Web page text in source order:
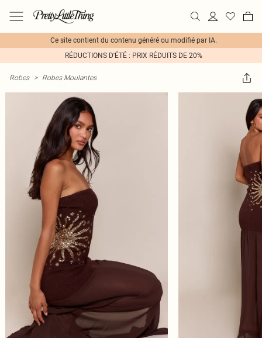
Ce site contient du contenu généré ou modifié par IA.
RÉDUCTIONS D'ÉTÉ : PRIX RÉDUITS DE 20%
Robes > Robes Moulantes